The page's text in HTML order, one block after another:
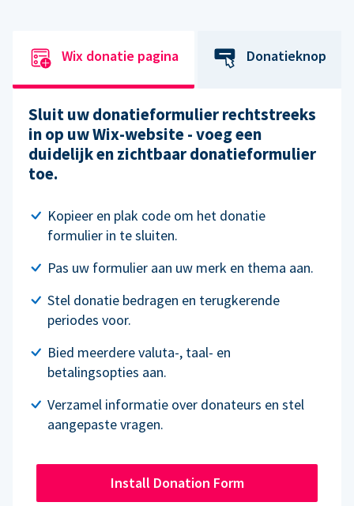
Wix donatie pagina Donatieknop
Sluit uw donatieformulier rechtstreeks
in op uw Wix-website - voeg een
duidelijk en zichtbaar donatieformulier
toe.
Kopieer en plak code om het donatie
formulier in te sluiten.
Pas uw formulier aan uw merk en thema aan.
Stel donatie bedragen en terugkerende
periodes voor.
Bied meerdere valuta-, taal- en
betalingsopties aan.
Verzamel informatie over donateurs en stel
aangepaste vragen.
Install Donation Form